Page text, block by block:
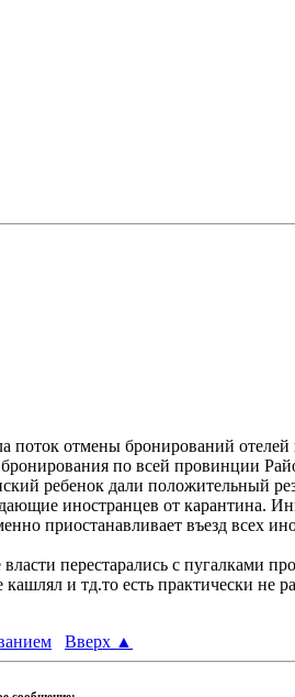
поток отмены бронирований
по всей провинции
ребенок дали положительный
иностранцев от карантина.
приостанавливает въезд всех
перестарались с пугалками
кашлял и тд.то есть практически
Вверх ▲